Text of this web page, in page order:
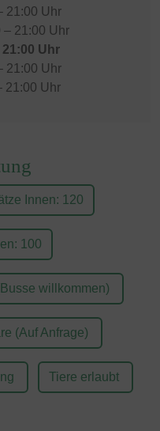
21:00 Uhr
– 21:00 Uhr
21:00 Uhr
21:00 Uhr
21:00 Uhr
Innen: 120
100
willkommen)
(Auf Anfrage)
Tiere erlaubt